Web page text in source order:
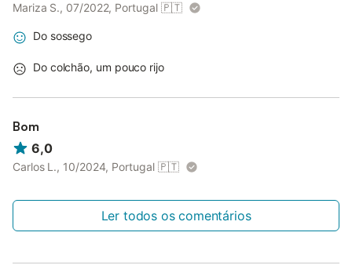
Mariza S., 07/2022, Portugal 🇵🇹
Do sossego
Do colchão, um pouco rijo
Bom
6,0
Carlos L., 10/2024, Portugal 🇵🇹
Ler todos os comentários